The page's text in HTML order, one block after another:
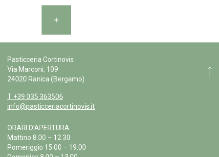
Pasticceria Cortinovis
Via Marconi, 109
24020 Ranica (Bergamo)
T +39 035 363506
info@pasticceriacortinovis.it
ORARI D’APERTURA
Mattino 8.00 – 12.30
Pomeriggio 15.00 – 19.00